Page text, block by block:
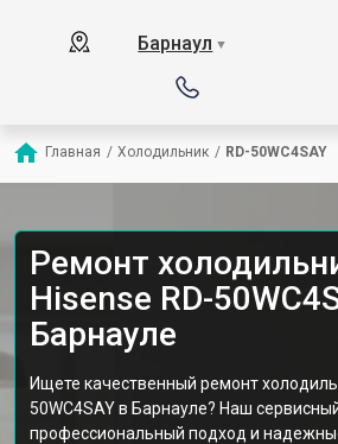
Барнаул ▼
Главная / Холодильник / RD-50WС4SAY
Ремонт
Hisense RD-
Барнауле
Ищете качественный ремонт
50WС4SAY в Барнауле? Наш
профессиональный подход и